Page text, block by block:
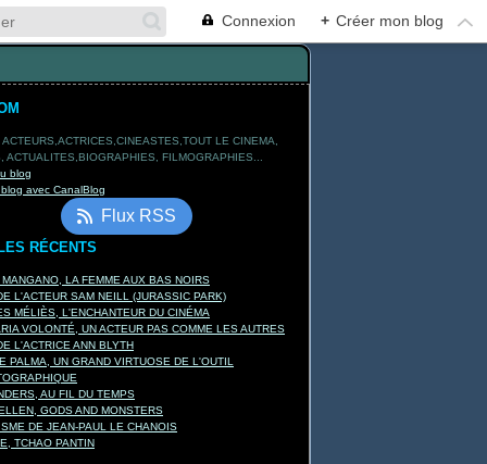
Connexion + Créer mon blog
ACTEURS,ACTRICES,CINEASTES,TOUT LE CINEMA,
ACTUALITES,BIOGRAPHIES, FILMOGRAPHIES...
blog
avec CanalBlog
Flux RSS
RÉCENTS
MANGANO, LA FEMME AUX BAS NOIRS
L'ACTEUR SAM NEILL (JURASSIC PARK)
MÉLIÈS, L'ENCHANTEUR DU CINÉMA
VOLONTÉ, UN ACTEUR PAS COMME LES AUTRES
L'ACTRICE ANN BLYTH
PALMA, UN GRAND VIRTUOSE DE L'OUTIL
AU FIL DU TEMPS
GODS AND MONSTERS
DE JEAN-PAUL LE CHANOIS
TCHAO PANTIN